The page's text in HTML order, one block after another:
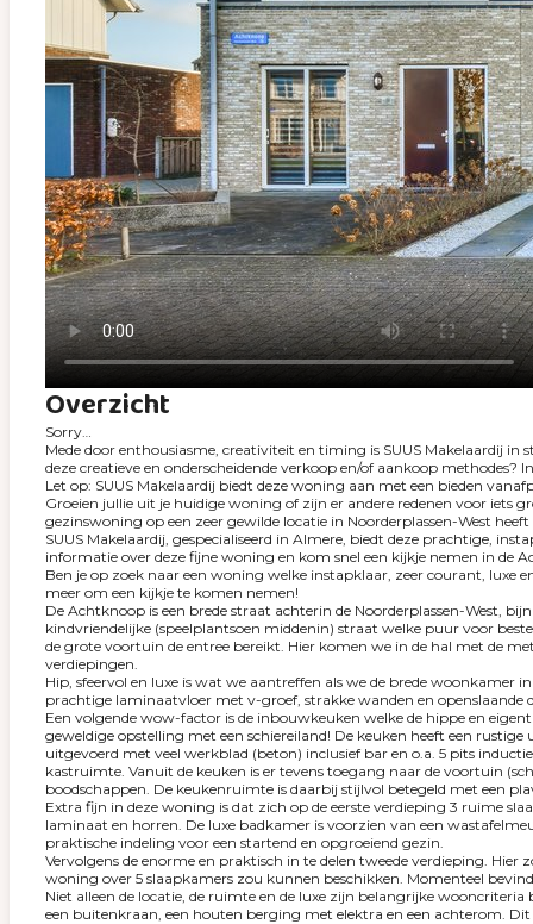
Overzicht
Sorry…
Mede door enthousiasme, creativiteit en timing is SUUS Makelaardij
deze creatieve en onderscheidende verkoop en/of aankoop
Let op: SUUS Makelaardij biedt deze woning aan met een bieden
Groeien jullie uit je huidige woning of zijn er andere redenen voor iets
gezinswoning op een zeer gewilde locatie in Noorderplassen-West
SUUS Makelaardij, gespecialiseerd in Almere, biedt deze prachtige,
informatie over deze fijne woning en kom snel een kijkje nemen in de
Ben je op zoek naar een woning welke instapklaar, zeer courant, luxe
meer om een kijkje te komen nemen!
De Achtknoop is een brede straat achterin de Noorderplassen-West,
kindvriendelijke (speelplantsoen middenin) straat welke puur voor
de grote voortuin de entree bereikt. Hier komen we in de hal met de
verdiepingen.
Hip, sfeervol en luxe is wat we aantreffen als we de brede
prachtige laminaatvloer met v-groef, strakke wanden en
Een volgende wow-factor is de inbouwkeuken welke de hippe en
geweldige opstelling met een schiereiland! De keuken heeft een
uitgevoerd met veel werkblad (beton) inclusief bar en o.a. 5 pits
kastruimte. Vanuit de keuken is er tevens toegang naar de voortuin
boodschappen. De keukenruimte is daarbij stijlvol betegeld met een
Extra fijn in deze woning is dat zich op de eerste verdieping 3 ruime
laminaat en horren. De luxe badkamer is voorzien van een
praktische indeling voor een startend en opgroeiend gezin.
Vervolgens de enorme en praktisch in te delen tweede verdieping.
woning over 5 slaapkamers zou kunnen beschikken. Momenteel
Niet alleen de locatie, de ruimte en de luxe zijn belangrijke
een buitenkraan, een houten berging met elektra en een achterom.